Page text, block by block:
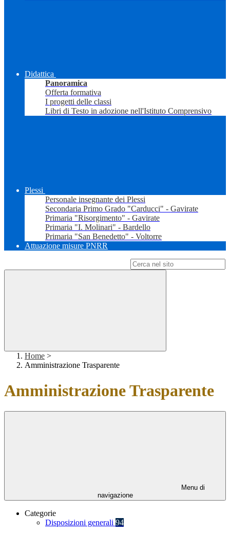
Didattica
Panoramica
Offerta formativa
I progetti delle classi
Libri di Testo in adozione nell'Istituto Comprensivo
Plessi
Personale insegnante dei Plessi
Secondaria Primo Grado "Carducci" - Gavirate
Primaria "Risorgimento" - Gavirate
Primaria "I. Molinari" - Bardello
Primaria "San Benedetto" - Voltorre
Attuazione misure PNRR
Home >
Amministrazione Trasparente
Amministrazione Trasparente
Menu di
navigazione
Categorie
Disposizioni generali 94